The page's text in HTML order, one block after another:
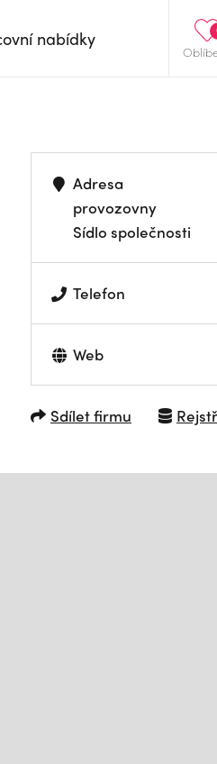
nabídky
Adresa
provozovny
Sídlo společnosti
Telefon
Web
Sdílet firmu